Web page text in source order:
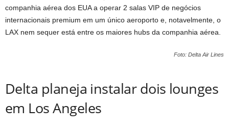
companhia aérea dos EUA a operar 2 salas VIP de negócios
internacionais premium em um único aeroporto e, notavelmente, o
LAX nem sequer está entre os maiores hubs da companhia aérea.
Foto: Delta Air Lines
Delta planeja instalar dois lounges
em Los Angeles